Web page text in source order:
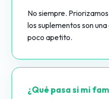
No siempre.
los suplementos son
poco apetito.
¿Qué pasa si mi